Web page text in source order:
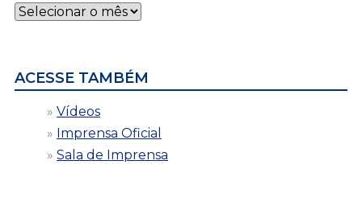
Notícias
por
ACESSE TAMBÉM
Vídeos
Imprensa Oficial
Sala de Imprensa